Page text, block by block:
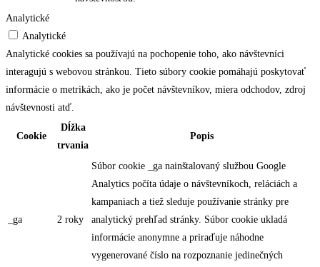
Analytické
Analytické
Analytické cookies sa používajú na pochopenie toho, ako návštevníci
interagujú s webovou stránkou. Tieto súbory cookie pomáhajú poskytovať
informácie o metrikách, ako je počet návštevníkov, miera odchodov, zdroj
návštevnosti atď.
Cookie
Dĺžka
trvania
Popis
_ga 2 roky
Súbor cookie _ga nainštalovaný službou Google
Analytics počíta údaje o návštevníkoch, reláciách a
kampaniach a tiež sleduje používanie stránky pre
analytický prehľad stránky. Súbor cookie ukladá
informácie anonymne a priraďuje náhodne
vygenerované číslo na rozpoznanie jedinečných